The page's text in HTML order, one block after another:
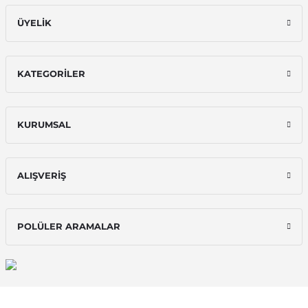
ÜYELİK
KATEGORİLER
KURUMSAL
ALIŞVERİŞ
POLÜLER ARAMALAR